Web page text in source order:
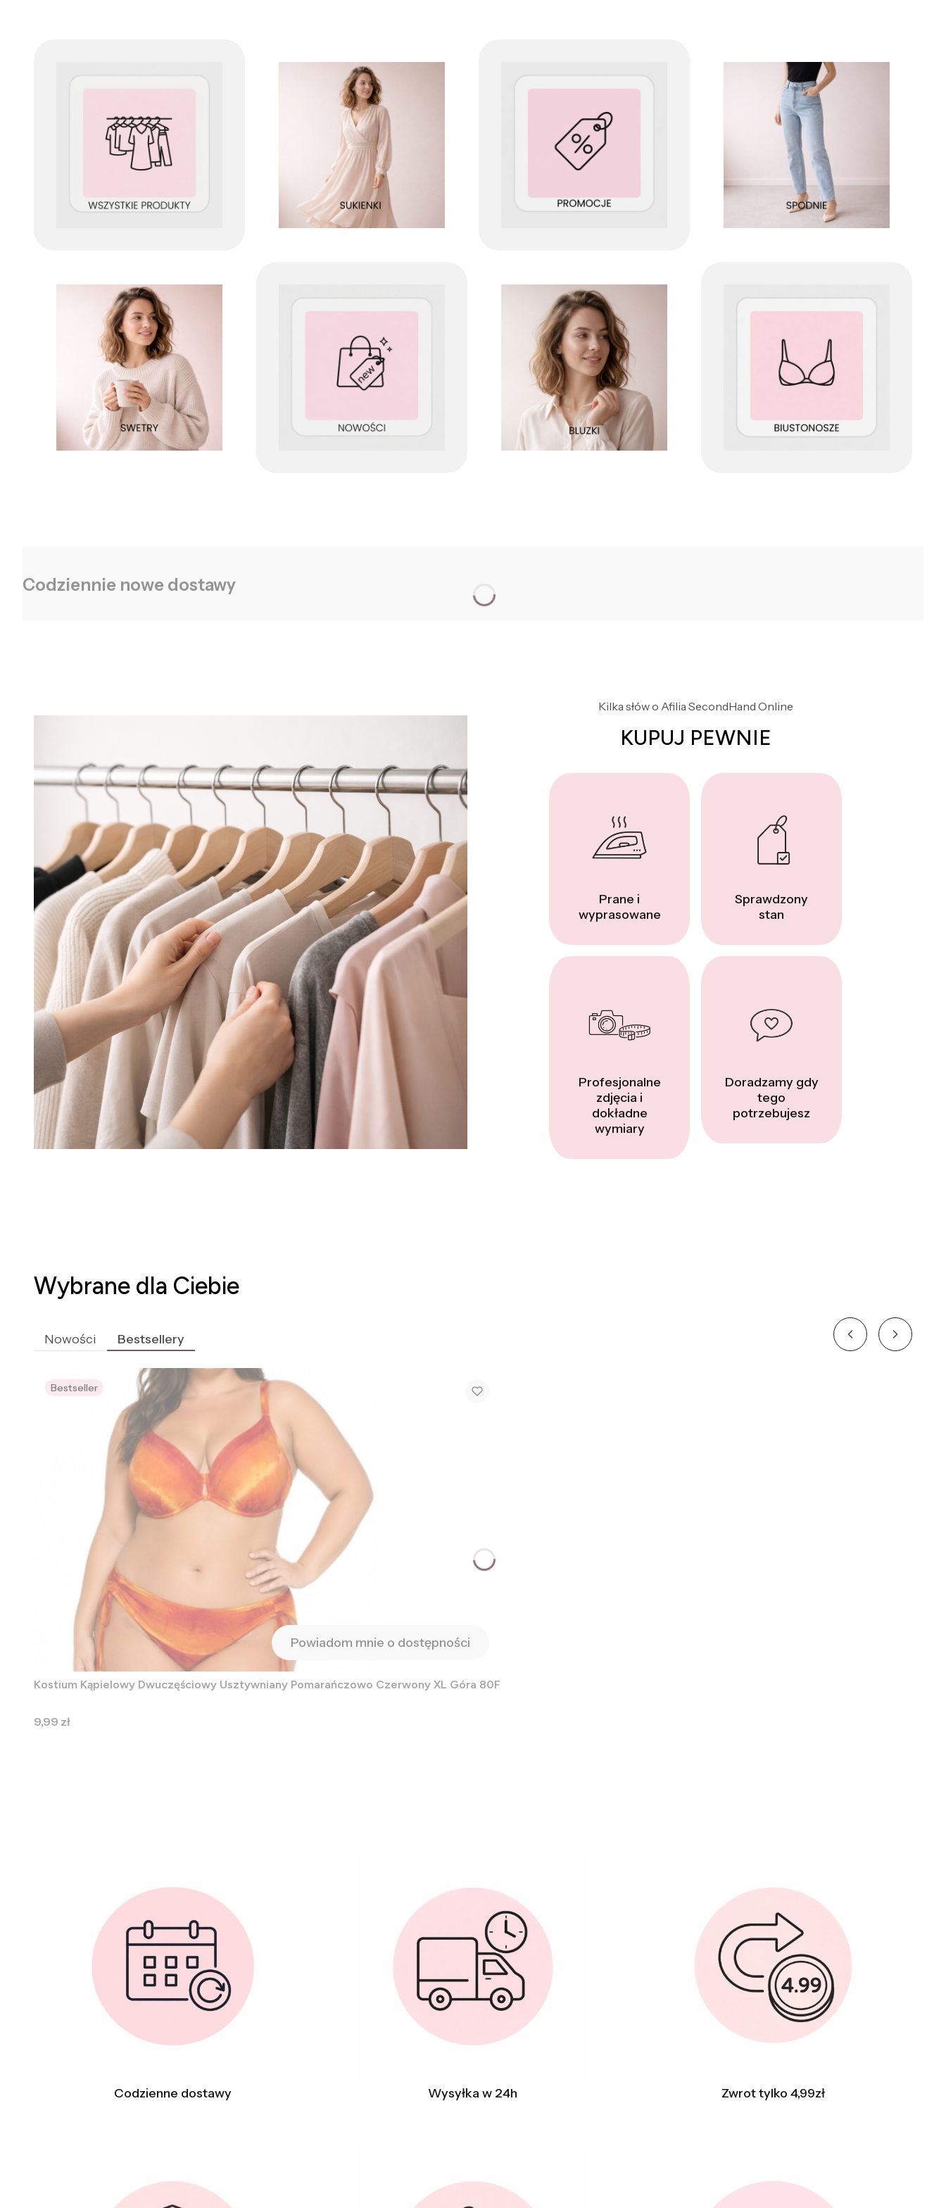
Codziennie nowe dostawy
Kilka słów o Afilia SecondHand Online
KUPUJ PEWNIE
Prane i
wyprasowane
Sprawdzony
stan
Profesjonalne
zdjęcia i
dokładne
wymiary
Doradzamy gdy
tego
potrzebujesz
Wybrane dla Ciebie
Nowości Bestsellery
Bestseller
Powiadom mnie o dostępności
Kostium Kąpielowy Dwuczęściowy Usztywniany Pomarańczowo Czerwony XL Góra 80F
Cena
9,99 zł
Codzienne dostawy Wysyłka w 24h Zwrot tylko 4,99zł